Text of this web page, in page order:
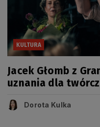
KULTURA
Jacek Głomb z
uznania dla
Dorota Kulka